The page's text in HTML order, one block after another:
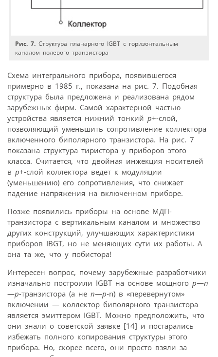
Рис. 7. Структура планарного IGBT с горизонтальным
каналом полевого транзистора
Схема интегрального прибора, появившегося
примерно в 1985 г., показана на рис. 7. Подобная
структура была предложена и реализована рядом
зарубежных фирм. Самой характерной частью
устройства является нижний тонкий p+-слой,
позволяющий уменьшить сопротивление коллектора
включенного биполярного транзистора. На рис. 7
показана структура тиристора у приборов этого
класса. Считается, что двойная инжекция носителей
в p+-слой коллектора ведет к модуляции
(уменьшению) его сопротивления, что снижает
падение напряжения на включенном приборе.
Позже появились приборы на основе МДП-
транзистора с вертикальным каналом и множество
других конструкций, улучшающих характеристики
приборов IBGT, но не меняющих сути их работы. А
она та же, что у побистора!
Интересен вопрос, почему зарубежные разработчики
изначально построили IGBT на основе мощного p—n
—p-транзистора (а не n—p-n) в «перевернутом»
включении — коллектор биполярного транзистора
является эмиттером IGBT. Можно предположить, что
они знали о советской заявке [14] и постарались
избежать полного копирования структуры этого
прибора. Но, скорее всего, они просто взяли за